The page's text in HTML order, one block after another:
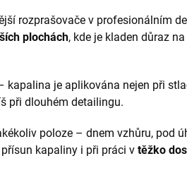
rozprašovače v profesionálním
plochách, kde je kladen důraz na
kapalina je aplikována nejen při
při dlouhém detailingu.
poloze – dnem vzhůru, pod
kapaliny i při práci v těžko